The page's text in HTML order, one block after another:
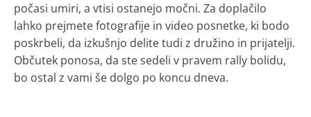
počasi umiri, a vtisi ostanejo močni. Za doplačilo
lahko prejmete fotografije in video posnetke, ki bodo
poskrbeli, da izkušnjo delite tudi z družino in prijatelji.
Občutek ponosa, da ste sedeli v pravem rally bolidu,
bo ostal z vami še dolgo po koncu dneva.